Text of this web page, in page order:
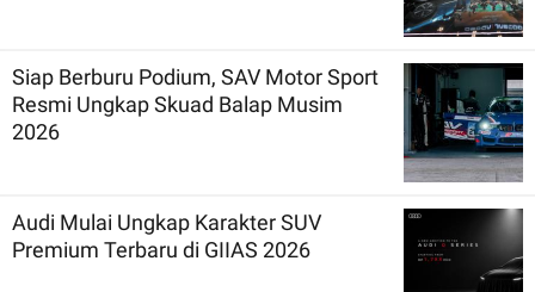
Siap Berburu Podium, SAV Motor Sport
Resmi Ungkap Skuad Balap Musim
2026
Audi Mulai Ungkap Karakter SUV
Premium Terbaru di GIIAS 2026